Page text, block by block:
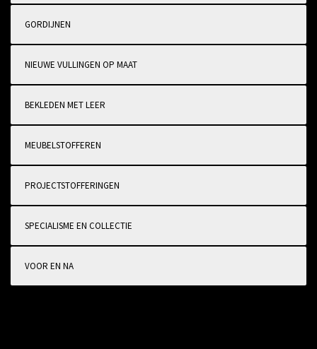
GORDIJNEN
NIEUWE VULLINGEN OP MAAT
BEKLEDEN MET LEER
MEUBELSTOFFEREN
PROJECTSTOFFERINGEN
SPECIALISME EN COLLECTIE
VOOR EN NA